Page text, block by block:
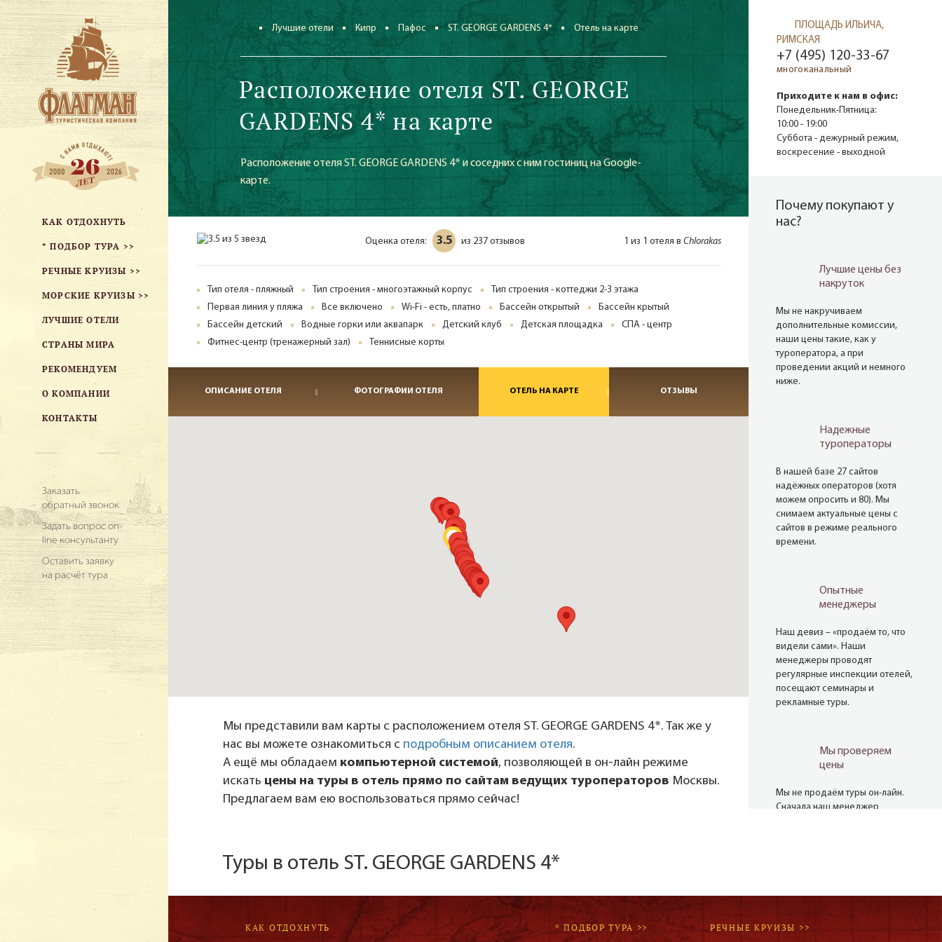
КАК ОТДОХНУТЬ
* ПОДБОР ТУРА >>
РЕЧНЫЕ КРУИЗЫ >>
МОРСКИЕ КРУИЗЫ >>
ЛУЧШИЕ ОТЕЛИ
СТРАНЫ МИРА
РЕКОМЕНДУЕМ
О КОМПАНИИ
КОНТАКТЫ
Заказать
обратный звонок
Задать вопрос on-
line консультанту
Оставить заявку
на расчёт тура
Лучшие отели Кипр Пафос ST. GEORGE GARDENS 4* Отель на карте
Расположение отеля ST. GEORGE
GARDENS 4* на карте
Расположение отеля ST. GEORGE GARDENS 4* и соседних с ним гостиниц на Google-
карте.
Оценка отеля: 3.5 из 237 отзывов 1 из 1 отеля в Chlorakas
Тип отеля - пляжный Тип строения - многоэтажный корпус
Тип строения - коттеджи 2-3 этажа
Первая линия у пляжа
Все включено Wi-Fi - есть, платно Бассейн открытый
Бассейн крытый
Бассейн детский
Водные горки или аквапарк Детский клуб Детская площадка
СПА - центр
Фитнес-центр (тренажерный зал)
Теннисные корты
ОПИСАНИЕ ОТЕЛЯ ФОТОГРАФИИ ОТЕЛЯ ОТЕЛЬ НА КАРТЕ ОТЗЫВЫ
Мы представили вам карты с расположением отеля ST. GEORGE GARDENS 4*. Так же у
нас вы можете ознакомиться с подробным описанием отеля.
А ещё мы обладаем компьютерной системой, позволяющей в он-лайн режиме
искать цены на туры в отель прямо по сайтам ведущих туроператоров Москвы.
Предлагаем вам ею воспользоваться прямо сейчас!
ПЛОЩАДЬ ИЛЬИЧА,
РИМСКАЯ
+7 (495) 120-33-67
многоканальный
Приходите к нам в офис:
Понедельник-Пятница:
10:00 - 19:00
Суббота - дежурный режим,
воскресение - выходной
Почему покупают у
нас?
Лучшие цены без
накруток
Мы не накручиваем
дополнительные комиссии,
наши цены такие, как у
туроператора, а при
проведении акций и немного
ниже.
Надежные
туроператоры
В нашей базе 27 сайтов
надёжных операторов (хотя
можем опросить и 80). Мы
снимаем актуальные цены с
сайтов в режиме реального
времени.
Опытные
менеджеры
Наш девиз – «продаём то, что
видели сами». Наши
менеджеры проводят
регулярные инспекции отелей,
посещают семинары и
рекламные туры.
Мы проверяем
цены
Мы не продаём туры он-лайн.
Сначала наш менеджер
Туры в отель ST. GEORGE GARDENS 4*
КАК ОТДОХНУТЬ
* ПОДБОР ТУРА >>
РЕЧНЫЕ КРУИЗЫ >>